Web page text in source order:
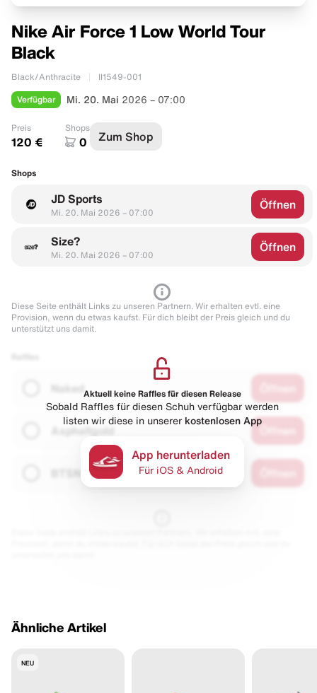
Nike Air Force 1 Low World Tour
Black
Black/Anthracite II1549-001
Verfügbar Mi. 20. Mai 2026 – 07:00
Preis
120 €
Shops
0 Zum Shop
Shops
JD Sports
Mi. 20. Mai 2026 – 07:00
Öffnen
Size?
Mi. 20. Mai 2026 – 07:00
Öffnen
Diese Seite enthält Links zu unseren Partnern. Wir erhalten evtl. eine
Provision, wenn du etwas kaufst. Für dich bleibt der Preis gleich und du
unterstützt uns damit.
Naked
Asphaltgold
Aktuell keine Raffles für diesen Release
Sobald Raffles für diesen Schuh verfügbar werden
listen wir diese in unserer kostenlosen App
App herunterladen
Für iOS & Android
Ähnliche Artikel
NEU